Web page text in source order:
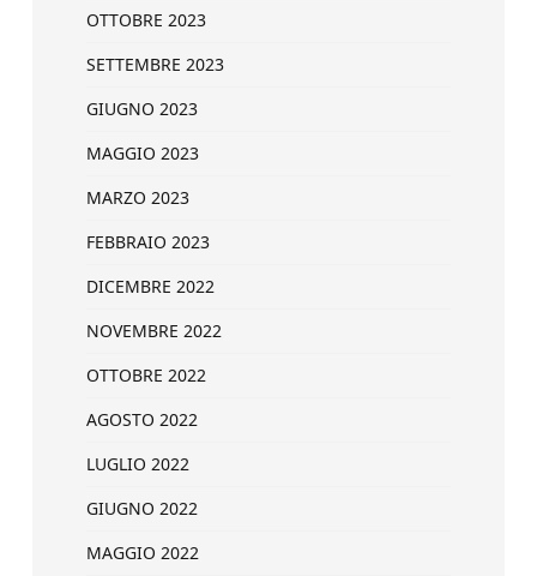
OTTOBRE 2023
SETTEMBRE 2023
GIUGNO 2023
MAGGIO 2023
MARZO 2023
FEBBRAIO 2023
DICEMBRE 2022
NOVEMBRE 2022
OTTOBRE 2022
AGOSTO 2022
LUGLIO 2022
GIUGNO 2022
MAGGIO 2022